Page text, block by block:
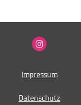
Impressum
Datenschutz